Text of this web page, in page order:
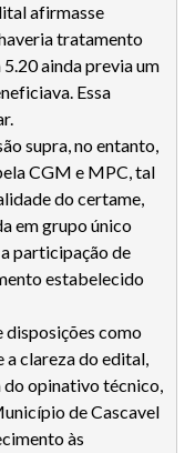
afirmasse
tratamento
ainda previa um
Essa
supra, no entanto,
CGM e MPC, tal
do certame,
em grupo único
participação de
estabelecido
disposições como
a clareza do edital,
do opinativo técnico,
de Cascavel
às